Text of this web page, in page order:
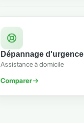
Dépannage d'urgence
Assistance à domicile
Comparer